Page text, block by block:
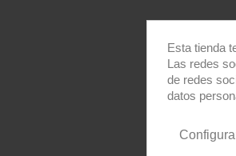
Esta tienda
Las redes
de redes
datos